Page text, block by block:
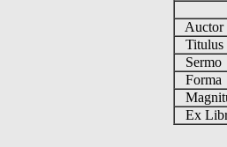
Auctor
Titulus
Sermo
Forma
Ex